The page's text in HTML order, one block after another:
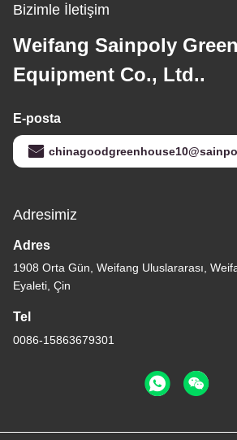
Bizimle İletişim
Weifang Sainpoly
Equipment Co., Ltd..
E-posta
Adresimiz
Adres
1908 Orta Gün, Weifang Uluslararası,
Eyaleti, Çin
Tel
0086-15863679301